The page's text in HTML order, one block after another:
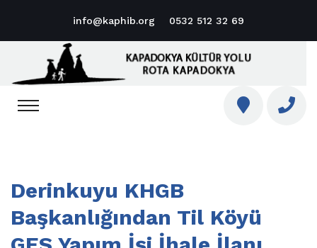
info@kaphib.org 0532 512 32 69
Derinkuyu KHGB
Başkanlığından Til Köyü